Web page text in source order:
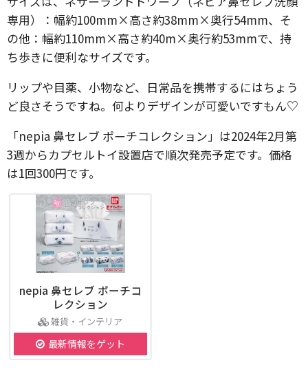
専用）：幅約100mm×高さ約38mm×奥行54mm、そ
の他：幅約110mm×高さ約40m×奥行約53mmで、持
ち歩きに便利なサイズです。
リップや目薬、小物など、日常品を携帯するにはちょう
ど良さそうですね。何よりデザインが可愛いですもん♡
「nepia 鼻セレブ ポーチコレクション」は2024年2⽉第
3週からカプセルトイ設置店で順次発売予定です。価格
は1回300円です。
nepia 鼻セレブ ポーチコ
レクション
雑貨・インテリア
最新情報をゲット